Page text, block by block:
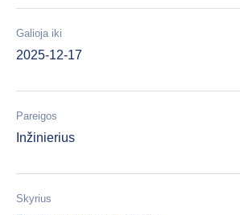
Galioja iki
2025-12-17
Pareigos
Inžinierius
Skyrius